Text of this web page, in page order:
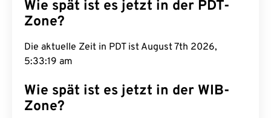
Wie spät ist es jetzt in der PDT-
Zone?
Die aktuelle Zeit in PDT ist August 7th 2026,
5:33:20 am
Wie spät ist es jetzt in der WIB-
Zone?